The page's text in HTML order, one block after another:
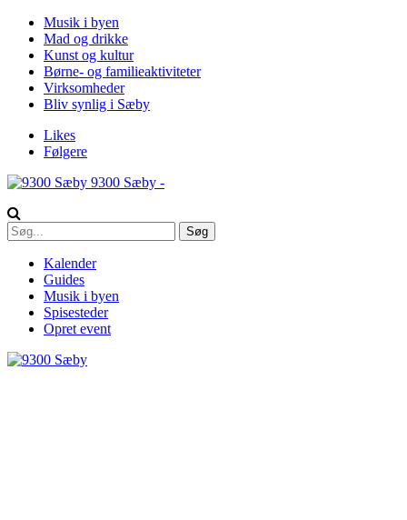
Musik i byen
Mad og drikke
Kunst og kultur
Børne- og familieaktiviteter
Virksomheder
Bliv synlig i Sæby
Likes
Følgere
9300 Sæby -
Kalender
Guides
Musik i byen
Spisesteder
Opret event